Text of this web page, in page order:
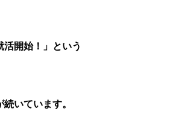
開始！」という
いています。